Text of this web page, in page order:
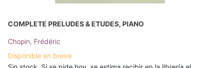
COMPLETE PRELUDES & ETUDES, PIANO
Chopin, Frédéric
Disponible en breve